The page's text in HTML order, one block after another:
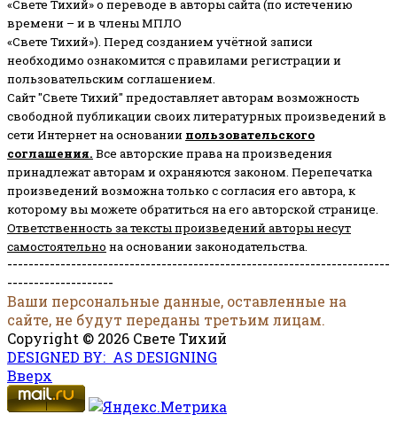
«Свете Тихий» о переводе в авторы сайта (по истечению
времени – и в члены МПЛО
«Свете Тихий»). Перед созданием учётной записи
необходимо ознакомится с правилами регистрации и
пользовательским соглашением.
Сайт "Свете Тихий" предоставляет авторам возможность
свободной публикации своих литературных произведений в
сети Интернет на основании пользовательского
соглашения. Все авторские права на произведения
принадлежат авторам и охраняются законом. Перепечатка
произведений возможна только с согласия его автора, к
которому вы можете обратиться на его авторской странице.
Ответственность за тексты произведений авторы несут
самостоятельно на основании законодательства.
------------------------------------------------------------------------
--------------------
Ваши персональные данные, оставленные на
сайте, не будут переданы третьим лицам.
Copyright © 2026 Свете Тихий
DESIGNED BY: AS DESIGNING
Вверх